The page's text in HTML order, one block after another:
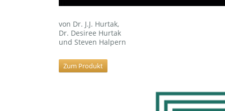
von Dr. J.J. Hurtak,
Dr. Desiree Hurtak
und Steven Halpern
Zum Produkt